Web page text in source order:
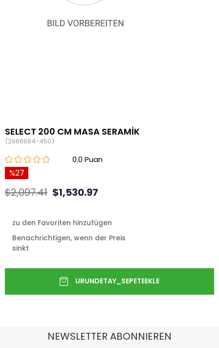
SELECT 200 CM MASA SERAMİK
(2666684-450)
0.0
27
$2,097.41 $1,530.97
zu den Favoriten hinzufügen
Benachrichtigen, wenn der Preis
sinkt
NEWSLETTER ABONNIEREN